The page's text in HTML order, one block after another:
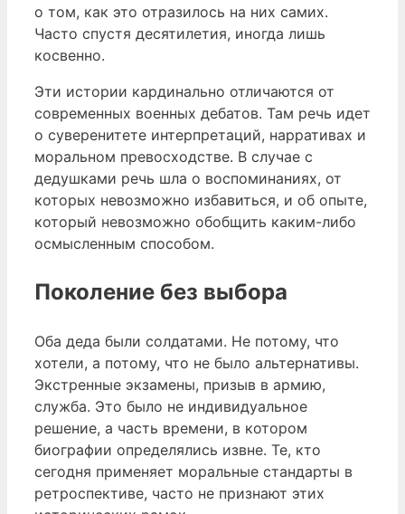
о том, как это отразилось на них самих.
Часто спустя десятилетия, иногда лишь
косвенно.
Эти истории кардинально отличаются от
современных военных дебатов. Там речь идет
о суверенитете интерпретаций, нарративах и
моральном превосходстве. В случае с
дедушками речь шла о воспоминаниях, от
которых невозможно избавиться, и об опыте,
который невозможно обобщить каким-либо
осмысленным способом.
Поколение без выбора
Оба деда были солдатами. Не потому, что
хотели, а потому, что не было альтернативы.
Экстренные экзамены, призыв в армию,
служба. Это было не индивидуальное
решение, а часть времени, в котором
биографии определялись извне. Те, кто
сегодня применяет моральные стандарты в
ретроспективе, часто не признают этих